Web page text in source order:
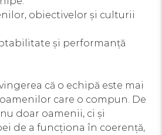
obiectivelor și culturii
și performanță
că o echipă este mai
care o compun. De
doar oamenii, ci și
de a funcționa în coerență,